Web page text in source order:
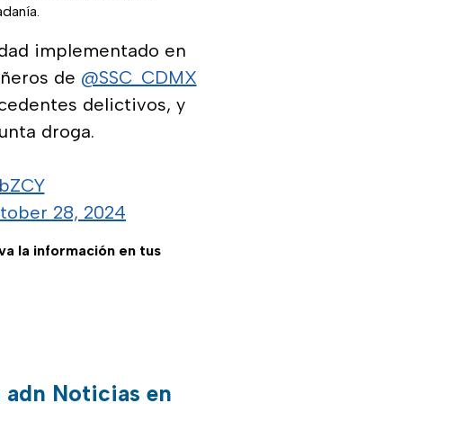
implementado en
de @SSC_CDMX
delictivos, y
droga.
28, 2024
la información en tus
adn Noticias en